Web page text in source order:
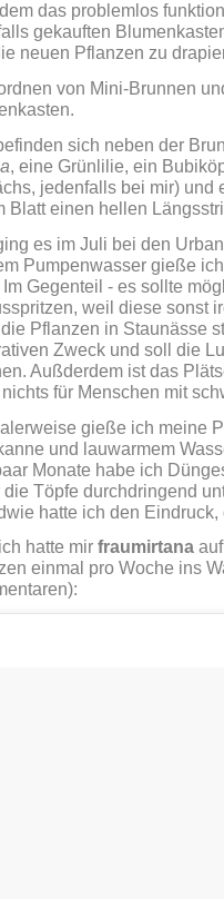
das problemlos
gekauften
neuen Pflanzen zu
sich neben der
, eine Grünlilie, ein
jedenfalls bei mir) und
Blatt einen hellen
es im Juli bei den
Pumpenwasser gieße
Im Gegenteil - es sollte
weil diese sonst
Pflanzen in Staunässe
Zweck und soll die
Außderdem ist das
für Menschen mit
gieße ich meine
und lauwarmem
Monate habe ich
die Töpfe durchdringend
hatte ich den
hatte mir fraumirtana
einmal pro Woche ins